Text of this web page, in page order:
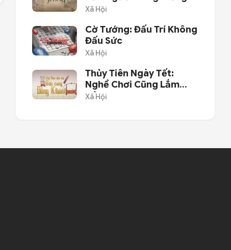
Xã Hội
Cờ Tướng: Đấu Trí Không
Đấu Sức
Xã Hội
Thủy Tiên Ngày Tết:
Nghề Chơi Cũng Lắm
Công Phu
Xã Hội